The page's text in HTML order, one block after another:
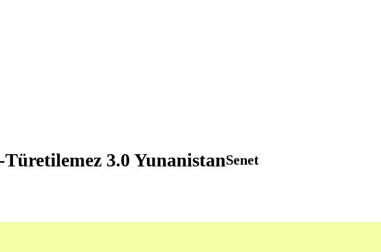
Türetilemez 3.0 YunanistanSenet